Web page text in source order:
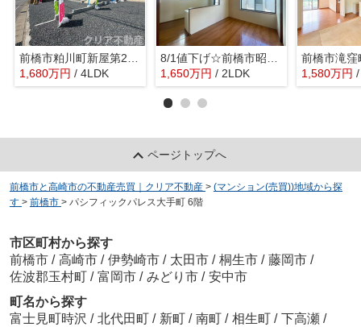
前橋市粕川町新屋第2 1号棟 平屋7/23値下げ
1,680万円 / 4LDK
8/1値下げ☆前橋市昭和町3丁目 平屋住宅
1,650万円 / 2LDK 1,580万円
ページトップへ
前橋市と高崎市の不動産売買｜クリア不動産 > (マンション(売買))地域から探
す > 前橋市 > パシフィックパレス大手町 6階
市区町村から探す
前橋市 / 高崎市 / 伊勢崎市 / 太田市 / 桐生市 / 藤岡市 /
佐波郡玉村町 / 富岡市 / みどり市 / 安中市
町名から探す
富士見町時沢 / 北代田町 / 新町 / 南町 / 相生町 / 下高瀬 /